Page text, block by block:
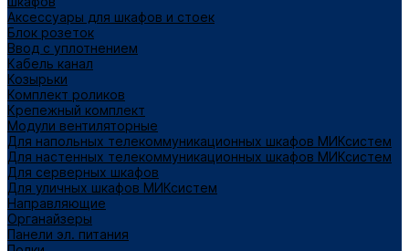
Аксессуары для шкафов и стоек
Блок розеток
Ввод с уплотнением
Кабель канал
Козырьки
Комплект роликов
Крепежный комплект
Модули вентиляторные
Для напольных телекоммуникационных шкафов МИКсистем
Для настенных телекоммуникационных шкафов МИКсистем
Для серверных шкафов
Для уличных шкафов МИКсистем
Направляющие
Органайзеры
Панели эл. питания